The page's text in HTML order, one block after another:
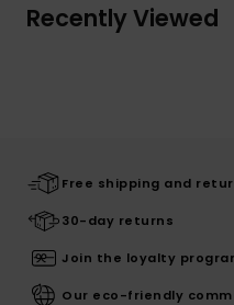
Recently Viewed
Free shipping and
30-day returns
Join the loyalty
Our eco-friendly